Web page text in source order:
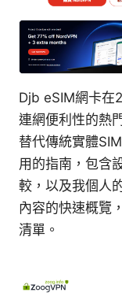
Djb eSIM網卡在
連網便利性的熱
替代傳統實體
用的指南，包含
較，以及我個人
內容的快速概覽
清單。